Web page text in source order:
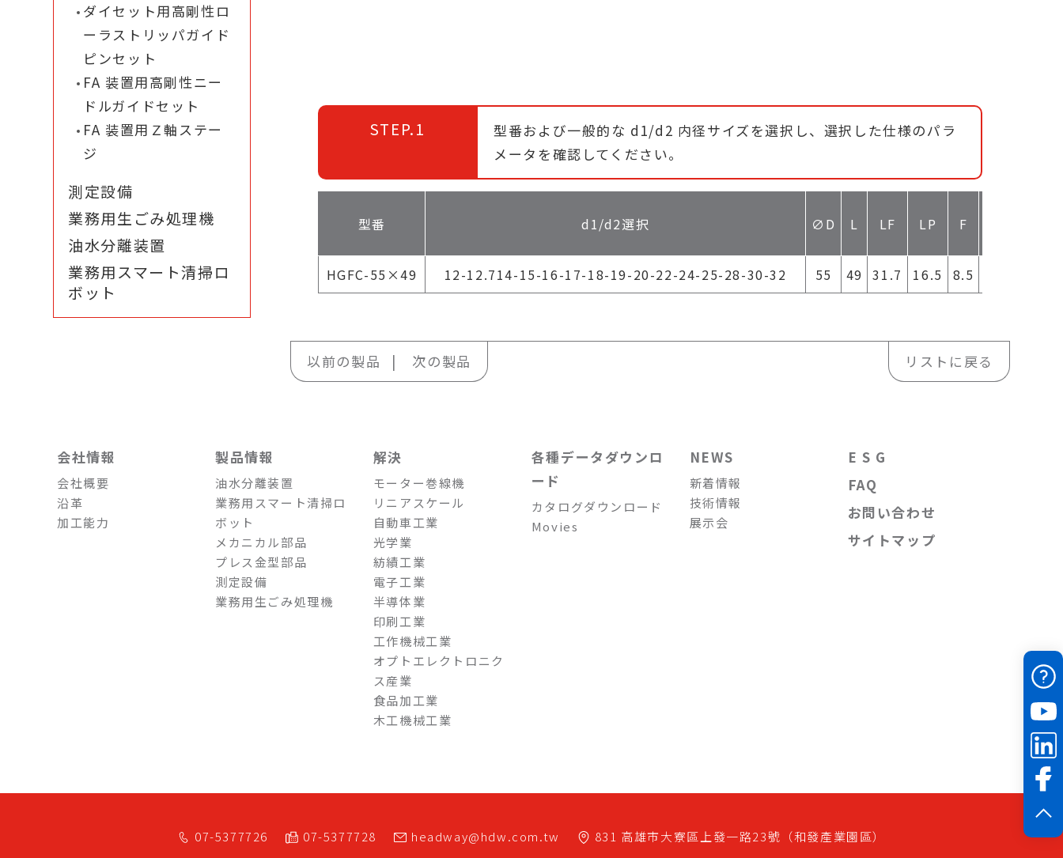
ダイセット用高剛性ロ
ーラストリッパガイド
ピンセット
FA 装置用高剛性ニー
ドルガイドセット
FA 装置用Ｚ軸ステー
ジ
測定設備
業務用生ごみ処理機
油水分離装置
業務用スマート清掃ロ
ボット
STEP.1
型番および一般的な d1/d2 内径サイズを選択し、選択した仕様のパラ
メータを確認してください。
型番 d1/d2選択 ∅D L LF LP F
HGFC-55×49 12-12.714-15-16-17-18-19-20-22-24-25-28-30-32 55 49 31.7 16.5 8.5
以前の製品 次の製品 リストに戻る
会社情報
会社概要
沿革
加工能力
製品情報
油水分離装置
業務用スマート清掃ロ
ボット
メカニカル部品
プレス金型部品
測定設備
業務用生ごみ処理機
解決
モーター巻線機
リニアスケール
自動車工業
光学業
紡績工業
電子工業
半導体業
印刷工業
工作機械工業
オプトエレクトロニク
ス産業
食品加工業
木工機械工業
各種データダウンロ
ード
カタログダウンロード
Movies
NEWS
新着情報
技術情報
展示会
E S G
FAQ
お問い合わせ
サイトマップ
07-5377726 07-5377728 headway@hdw.com.tw 831 高雄市大寮區上發一路23號（和發產業園區）